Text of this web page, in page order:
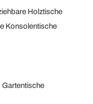
Holztische
Konsolentische
Gartentische